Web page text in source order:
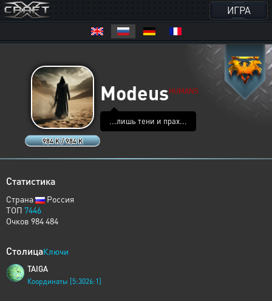
ИГРА
984 K / 984 K
ModeusHUMANS
...лишь тени и прах...
Статистика
Страна
Россия
ТОП 7446
Очков 984 484
СтолицаКлючи
TAIGA
Координаты [5:3026:1]